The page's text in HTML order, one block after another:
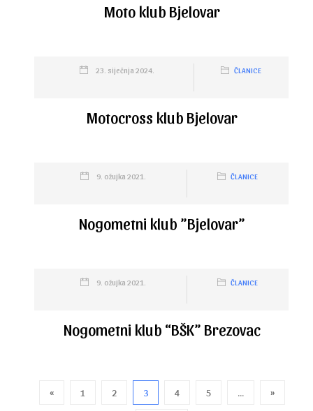
Moto klub Bjelovar
23. siječnja 2024. ČLANICE
Motocross klub Bjelovar
9. ožujka 2021. ČLANICE
Nogometni klub ”Bjelovar”
9. ožujka 2021. ČLANICE
Nogometni klub “BŠK” Brezovac
« 1 2 3 4 5 ... »